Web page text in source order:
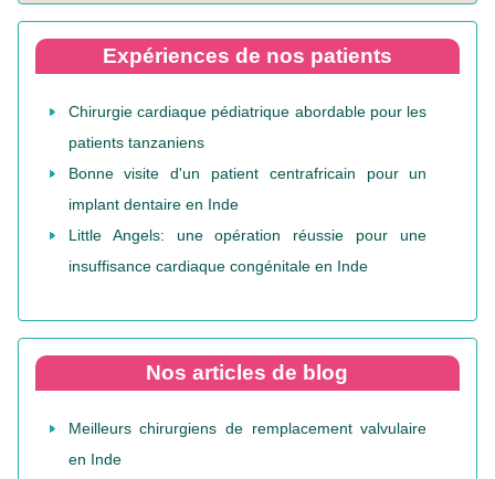
Expériences de nos patients
Chirurgie cardiaque pédiatrique abordable pour les
patients tanzaniens
Bonne visite d'un patient centrafricain pour un
implant dentaire en Inde
Little Angels: une opération réussie pour une
insuffisance cardiaque congénitale en Inde
Nos articles de blog
Meilleurs chirurgiens de remplacement valvulaire
en Inde